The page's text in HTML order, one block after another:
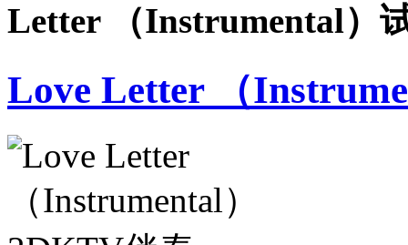
Letter （Instrumental）
Love Letter （